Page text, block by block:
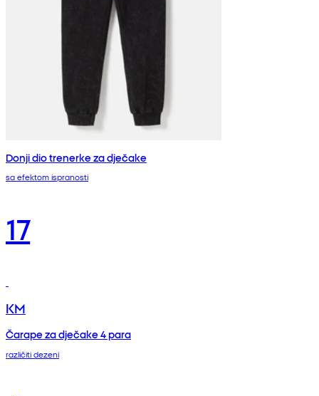
Donji dio trenerke za dječake
sa efektom ispranosti
17
KM
Čarape za dječake 4 para
različiti dezeni